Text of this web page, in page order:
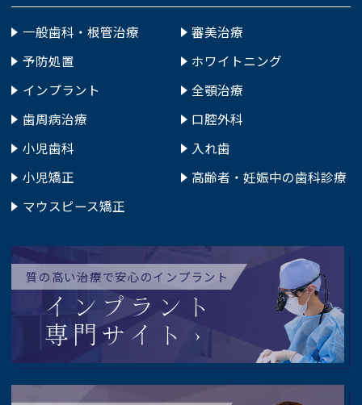
一般歯科・根管治療
予防処置
インプラント
歯周病治療
小児歯科
小児矯正
マウスピース矯正
審美治療
ホワイトニング
全顎治療
口腔外科
入れ歯
高齢者・妊娠中の歯科診療
質の高い治療で安心のインプラント
インプラント
専門サイト